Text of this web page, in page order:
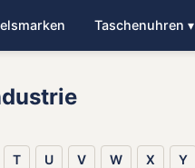
Taschenuhren ▾
T U V W X Y